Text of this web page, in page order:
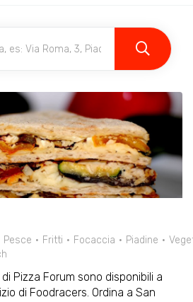
Pesce Fritti Focaccia Piadine
Pizza Forum sono disponibili a
di Foodracers. Ordina a San